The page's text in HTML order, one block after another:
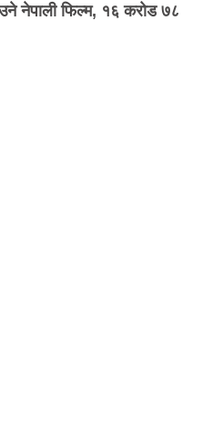
नेपाली फिल्म, १६ करोड ७८